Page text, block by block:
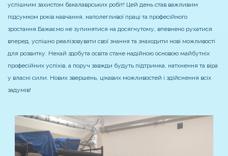
успішним захистом бакалаврських робіт! Цей день став важливим
підсумком років навчання, наполегливої праці та професійного
зростання.Бажаємо не зупинятися на досягнутому, впевнено рухатися
вперед, успішно реалізовувати свої знання та знаходити нові можливості
для розвитку. Нехай здобута освіта стане надійною основою майбутніх
професійних успіхів, а поруч завжди будуть підтримка, натхнення та віра
у власні сили. Нових звершень, цікавих можливостей і здійснення всіх
задумів!